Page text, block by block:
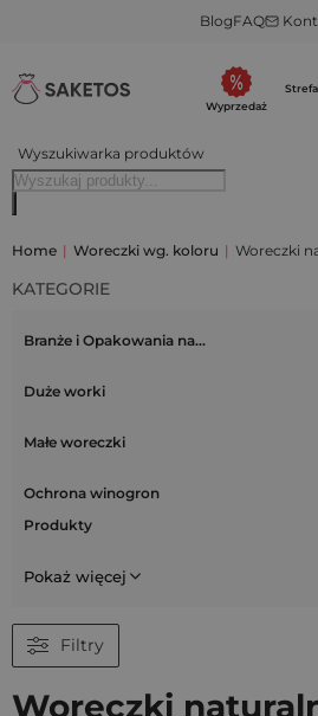
BlogFAQ
Wyszukiwarka produktów
Wyprzedaż
Home | Woreczki wg. koloru | Woreczki
KATEGORIE
Branże i Opakowania na…
Duże worki
Małe woreczki
Ochrona winogron
Produkty
Pokaż więcej
Filtry
Woreczki